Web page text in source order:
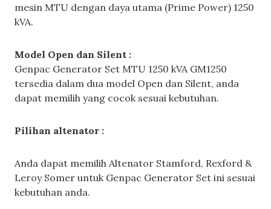
mesin MTU dengan daya utama (Prime Power) 1250
kVA.
Model Open dan Silent :
Genpac Generator Set MTU 1250 kVA GM1250
tersedia dalam dua model Open dan Silent, anda
dapat memilih yang cocok sesuai kebutuhan.
Pilihan altenator :
Anda dapat memilih Altenator Stamford, Rexford &
Leroy Somer untuk Genpac Generator Set ini sesuai
kebutuhan anda.